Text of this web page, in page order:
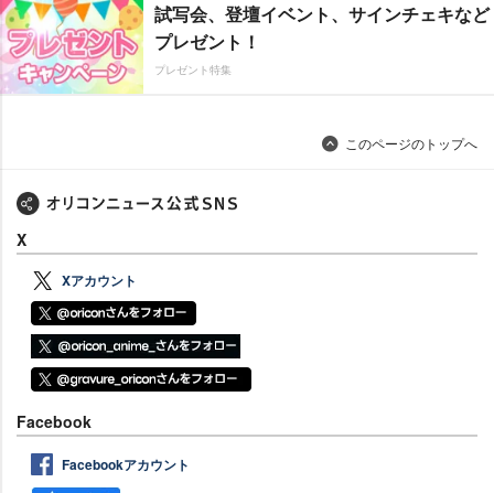
試写会、登壇イベント、サインチェキなど
プレゼント！
プレゼント特集
このページのトップへ
X
Xアカウント
Facebook
Facebookアカウント